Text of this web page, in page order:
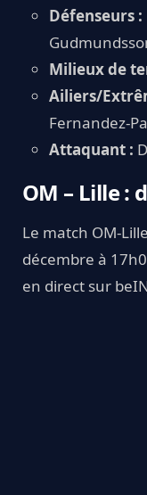
Défenseurs :
Milieux de
Ailiers/
Fernandez-
Attaquant :
OM – Lille :
Le match OM-
décembre à
en direct sur